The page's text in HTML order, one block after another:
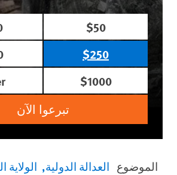
$50
$250
$1000
تبرعوا الآن
الموضوع العدالة الدولية الولاية